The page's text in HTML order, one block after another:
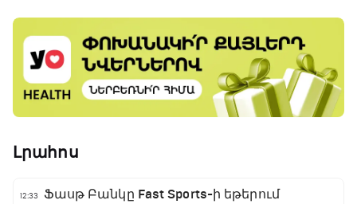
Լրահոս
12:33
Ֆասթ Բանկը Fast Sports-ի եթերում